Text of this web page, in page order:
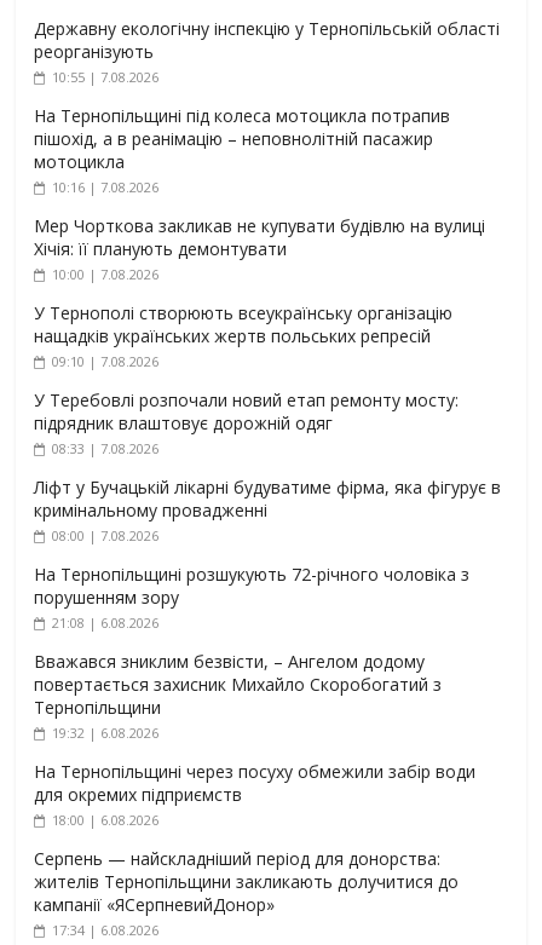
Державну екологічну інспекцію у Тернопільській області
реорганізують
10:55 | 7.08.2026
На Тернопільщині під колеса мотоцикла потрапив
пішохід, а в реанімацію – неповнолітній пасажир
мотоцикла
10:16 | 7.08.2026
Мер Чорткова закликав не купувати будівлю на вулиці
Хічія: її планують демонтувати
10:00 | 7.08.2026
У Тернополі створюють всеукраїнську організацію
нащадків українських жертв польських репресій
09:10 | 7.08.2026
У Теребовлі розпочали новий етап ремонту мосту:
підрядник влаштовує дорожній одяг
08:33 | 7.08.2026
Ліфт у Бучацькій лікарні будуватиме фірма, яка фігурує в
кримінальному провадженні
08:00 | 7.08.2026
На Тернопільщині розшукують 72-річного чоловіка з
порушенням зору
21:08 | 6.08.2026
Вважався зниклим безвісти, – Ангелом додому
повертається захисник Михайло Скоробогатий з
Тернопільщини
19:32 | 6.08.2026
На Тернопільщині через посуху обмежили забір води
для окремих підприємств
18:00 | 6.08.2026
Серпень — найскладніший період для донорства:
жителів Тернопільщини закликають долучитися до
кампанії «ЯСерпневийДонор»
17:34 | 6.08.2026